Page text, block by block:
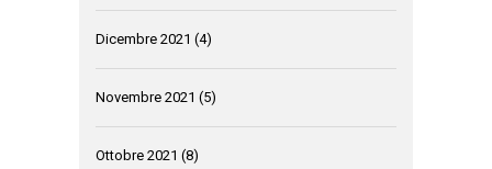
Dicembre 2021 (4)
Novembre 2021 (5)
Ottobre 2021 (8)